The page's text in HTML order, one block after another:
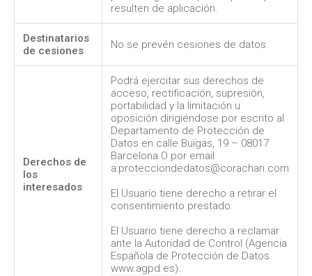
resulten de aplicación.
Destinatarios
de cesiones
No se prevén cesiones de datos.
Derechos de
los
interesados
Podrá ejercitar sus derechos de
acceso, rectificación, supresión,
portabilidad y la limitación u
oposición dirigiéndose por escrito al
Departamento de Protección de
Datos en calle Buïgas, 19 – 08017
Barcelona.O por email
a:protecciondedatos@corachan.com
El Usuario tiene derecho a retirar el
consentimiento prestado.
El Usuario tiene derecho a reclamar
ante la Autoridad de Control (Agencia
Española de Protección de Datos
www.agpd.es).